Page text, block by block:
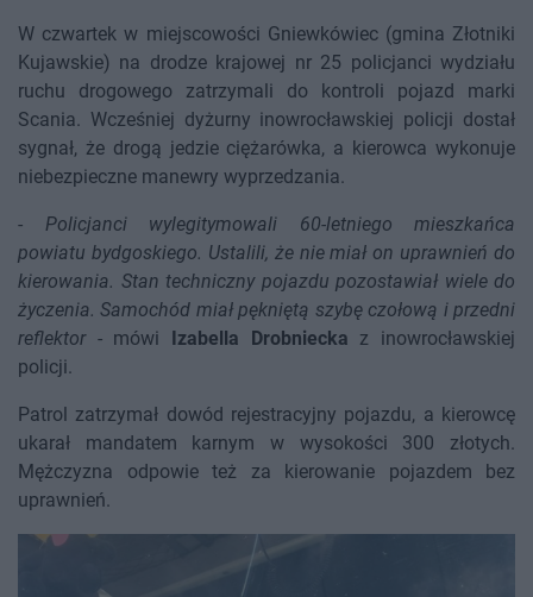
W czwartek w miejscowości Gniewkówiec (gmina Złotniki
Kujawskie) na drodze krajowej nr 25 policjanci wydziału
ruchu drogowego zatrzymali do kontroli pojazd marki
Scania. Wcześniej dyżurny inowrocławskiej policji dostał
sygnał, że drogą jedzie ciężarówka, a kierowca wykonuje
niebezpieczne manewry wyprzedzania.
- Policjanci wylegitymowali 60-letniego mieszkańca
powiatu bydgoskiego. Ustalili, że nie miał on uprawnień do
kierowania. Stan techniczny pojazdu pozostawiał wiele do
życzenia. Samochód miał pękniętą szybę czołową i przedni
reflektor- mówi Izabella Drobniecka z inowrocławskiej
policji.
Patrol zatrzymał dowód rejestracyjny pojazdu, a kierowcę
ukarał mandatem karnym w wysokości 300 złotych.
Mężczyzna odpowie też za kierowanie pojazdem bez
uprawnień.